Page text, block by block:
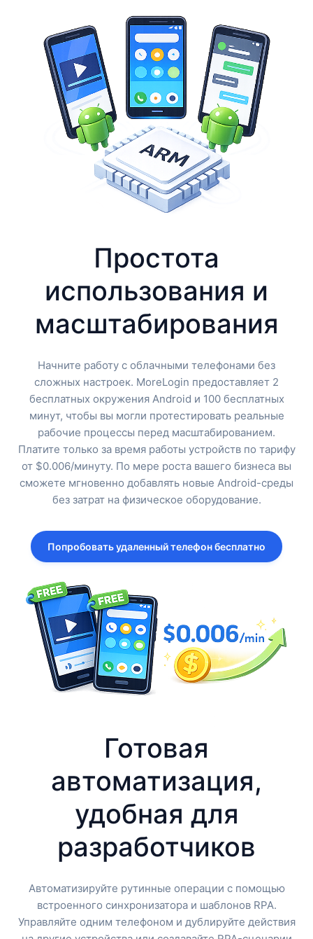
Простота
использования и
масштабирования
Начните работу с облачными телефонами без
сложных настроек. MoreLogin предоставляет 2
бесплатных окружения Android и 100 бесплатных
минут, чтобы вы могли протестировать реальные
рабочие процессы перед масштабированием.
Платите только за время работы устройств по тарифу
от $0.006/минуту. По мере роста вашего бизнеса вы
сможете мгновенно добавлять новые Android-среды
без затрат на физическое оборудование.
Попробовать удаленный телефон бесплатно
Готовая
автоматизация,
удобная для
разработчиков
Автоматизируйте рутинные операции с помощью
встроенного синхронизатора и шаблонов RPA.
Управляйте одним телефоном и дублируйте действия